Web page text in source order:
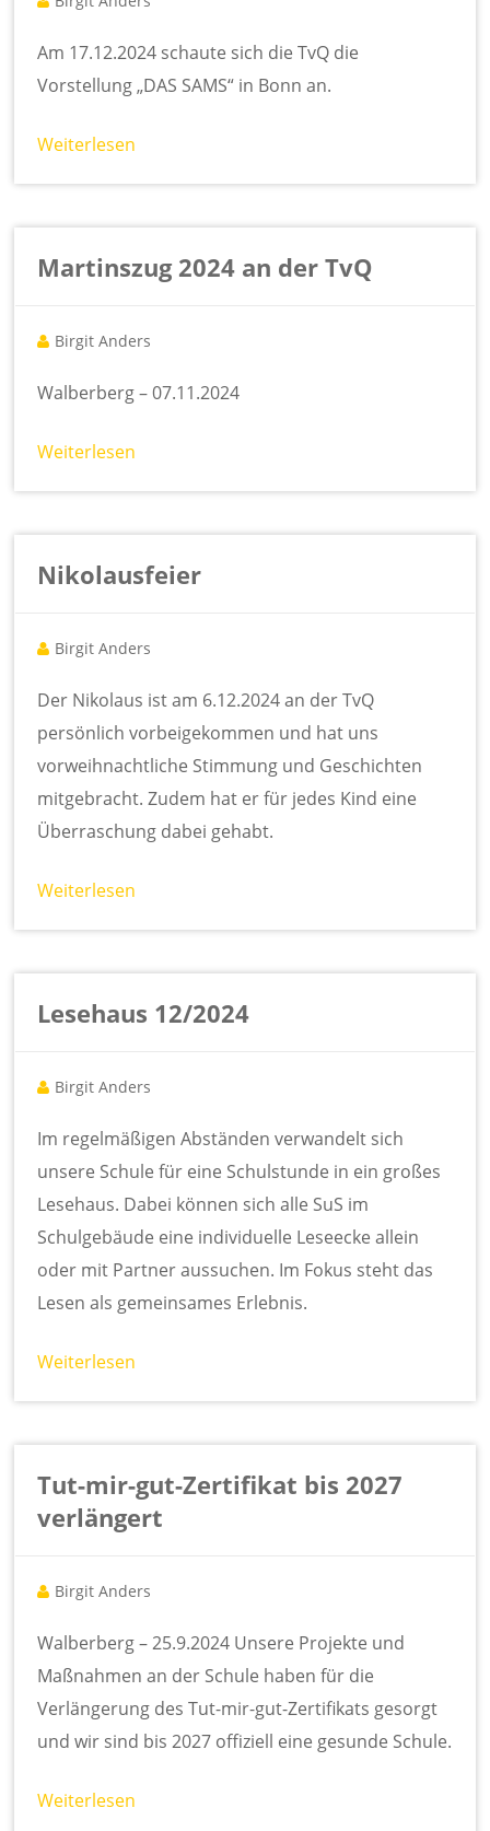
Am 17.12.2024 schaute sich die TvQ die
Vorstellung „DAS SAMS“ in Bonn an.
Weiterlesen
Martinszug 2024 an der TvQ
Birgit Anders
Walberberg – 07.11.2024
Weiterlesen
Nikolausfeier
Birgit Anders
Der Nikolaus ist am 6.12.2024 an der TvQ
persönlich vorbeigekommen und hat uns
vorweihnachtliche Stimmung und Geschichten
mitgebracht. Zudem hat er für jedes Kind eine
Überraschung dabei gehabt.
Weiterlesen
Lesehaus 12/2024
Birgit Anders
Im regelmäßigen Abständen verwandelt sich
unsere Schule für eine Schulstunde in ein großes
Lesehaus. Dabei können sich alle SuS im
Schulgebäude eine individuelle Leseecke allein
oder mit Partner aussuchen. Im Fokus steht das
Lesen als gemeinsames Erlebnis.
Weiterlesen
Tut-mir-gut-Zertifikat bis 2027
verlängert
Birgit Anders
Walberberg – 25.9.2024 Unsere Projekte und
Maßnahmen an der Schule haben für die
Verlängerung des Tut-mir-gut-Zertifikats gesorgt
und wir sind bis 2027 offiziell eine gesunde Schule.
Weiterlesen